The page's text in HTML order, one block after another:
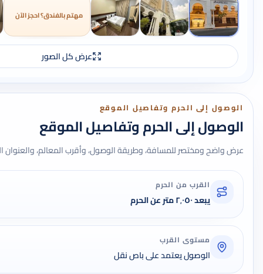
مهتم بالفندق؟ احجز الآن
عرض كل الصور
الوصول إلى الحرم وتفاصيل الموقع
الوصول إلى الحرم وتفاصيل الموقع
عرض واضح ومختصر للمسافة، وطريقة الوصول، وأقرب المعالم، والعنوان
القرب من الحرم
يبعد ٢٬٠٥٠ متر عن الحرم
مستوى القرب
الوصول يعتمد على باص نقل